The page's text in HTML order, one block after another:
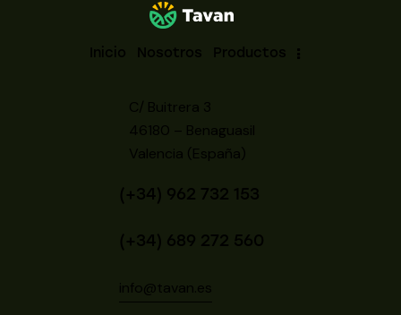
Inicio Nosotros Productos
C/ Buitrera 3
46180 – Benaguasil
Valencia (España)
(+34) 962 732 153
(+34) 689 272 560
info@tavan.es